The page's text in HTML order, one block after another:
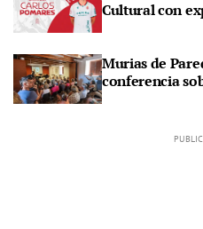
Cultural con
Murias de
conferencia